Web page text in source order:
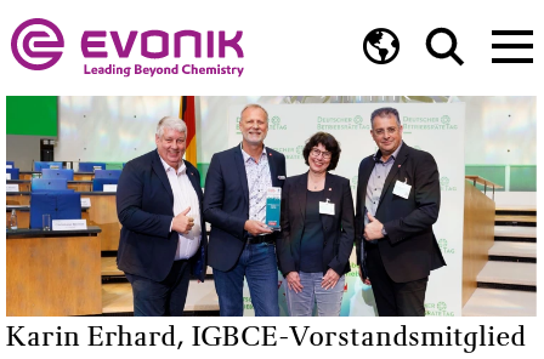
Karin Erhard, IGBCE-Vorstandsmitglied